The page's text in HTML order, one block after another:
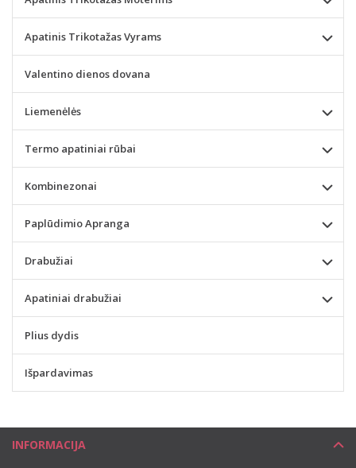
Apatinis Trikotažas Vyrams
Valentino dienos dovana
Liemenėlės
Termo apatiniai rūbai
Kombinezonai
Paplūdimio Apranga
Drabužiai
Apatiniai drabužiai
Plius dydis
Išpardavimas
INFORMACIJA